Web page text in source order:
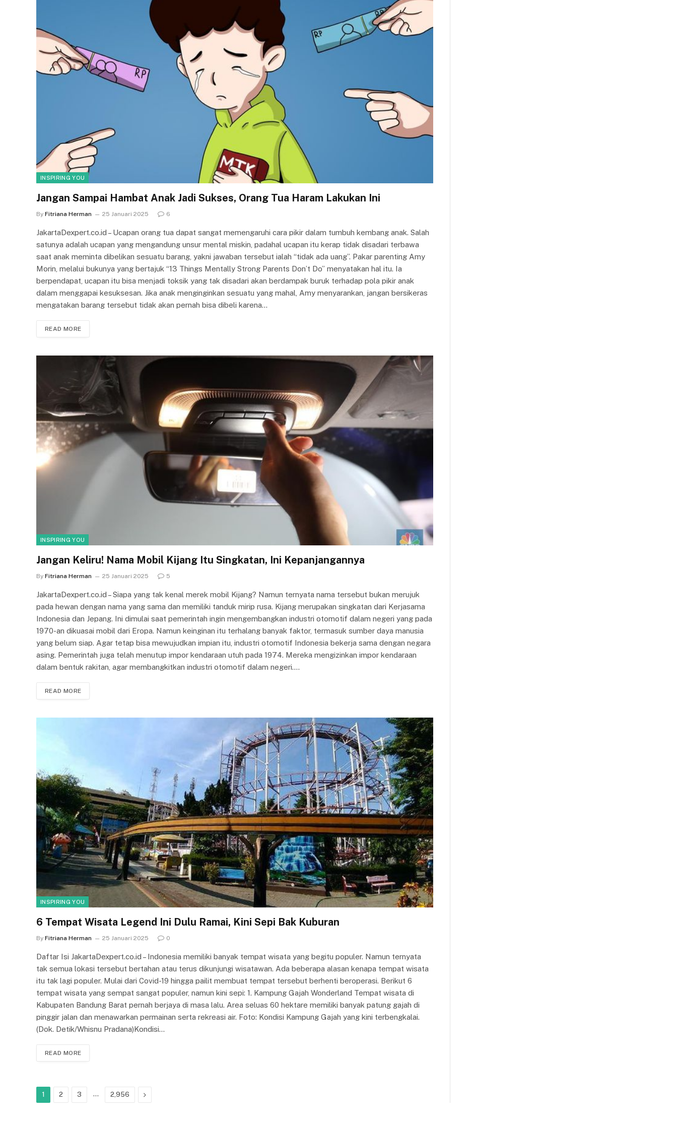
INSPIRING YOU
Jangan Sampai Hambat Anak Jadi Sukses, Orang Tua Haram Lakukan Ini
By Fitriana Herman 25 Januari 2025 6
JakartaDexpert.co.id – Ucapan orang tua dapat sangat memengaruhi cara pikir dalam tumbuh kembang anak. Salah
satunya adalah ucapan yang mengandung unsur mental miskin, padahal ucapan itu kerap tidak disadari terbawa
saat anak meminta dibelikan sesuatu barang, yakni jawaban tersebut ialah “tidak ada uang”. Pakar parenting Amy
Morin, melalui bukunya yang bertajuk “13 Things Mentally Strong Parents Don’t Do” menyatakan hal itu. Ia
berpendapat, ucapan itu bisa menjadi toksik yang tak disadari akan berdampak buruk terhadap pola pikir anak
dalam menggapai kesuksesan. Jika anak menginginkan sesuatu yang mahal, Amy menyarankan, jangan bersikeras
mengatakan barang tersebut tidak akan pernah bisa dibeli karena…
READ MORE
INSPIRING YOU
Jangan Keliru! Nama Mobil Kijang Itu Singkatan, Ini Kepanjangannya
By Fitriana Herman 25 Januari 2025 5
JakartaDexpert.co.id – Siapa yang tak kenal merek mobil Kijang? Namun ternyata nama tersebut bukan merujuk
pada hewan dengan nama yang sama dan memiliki tanduk mirip rusa. Kijang merupakan singkatan dari Kerjasama
Indonesia dan Jepang. Ini dimulai saat pemerintah ingin mengembangkan industri otomotif dalam negeri yang pada
1970-an dikuasai mobil dari Eropa. Namun keinginan itu terhalang banyak faktor, termasuk sumber daya manusia
yang belum siap. Agar tetap bisa mewujudkan impian itu, industri otomotif Indonesia bekerja sama dengan negara
asing. Pemerintah juga telah menutup impor kendaraan utuh pada 1974. Mereka mengizinkan impor kendaraan
dalam bentuk rakitan, agar membangkitkan industri otomotif dalam negeri.…
READ MORE
INSPIRING YOU
6 Tempat Wisata Legend Ini Dulu Ramai, Kini Sepi Bak Kuburan
By Fitriana Herman 25 Januari 2025 0
Daftar Isi JakartaDexpert.co.id – Indonesia memiliki banyak tempat wisata yang begitu populer. Namun ternyata
tak semua lokasi tersebut bertahan atau terus dikunjungi wisatawan. Ada beberapa alasan kenapa tempat wisata
itu tak lagi populer. Mulai dari Covid-19 hingga pailit membuat tempat tersebut berhenti beroperasi. Berikut 6
tempat wisata yang sempat sangat populer, namun kini sepi: 1. Kampung Gajah Wonderland Tempat wisata di
Kabupaten Bandung Barat pernah berjaya di masa lalu. Area seluas 60 hektare memiliki banyak patung gajah di
pinggir jalan dan menawarkan permainan serta rekreasi air. Foto: Kondisi Kampung Gajah yang kini terbengkalai.
(Dok. Detik/Whisnu Pradana)Kondisi…
READ MORE
1 2 3 … 2,956 Next